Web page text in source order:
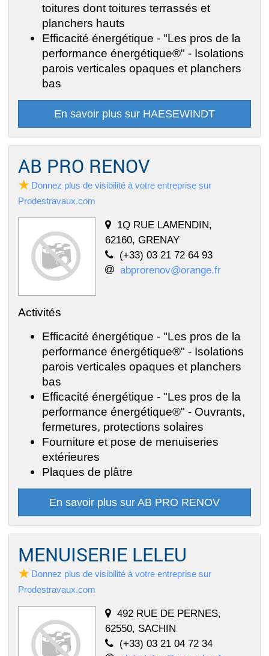
toitures dont toitures terrassés et
planchers hauts
Efficacité énergétique - "Les pros de la
performance énergétique®" - Isolations
parois verticales opaques et planchers
bas
En savoir plus sur HAESEWINDT
AB PRO RENOV
Donnez plus de visibilité à votre entreprise sur
Prodestravaux.com
1Q RUE LAMENDIN,
62160, GRENAY
(+33) 03 21 72 64 93
abprorenov@orange.fr
Activités
Efficacité énergétique - "Les pros de la
performance énergétique®" - Isolations
parois verticales opaques et planchers
bas
Efficacité énergétique - "Les pros de la
performance énergétique®" - Ouvrants,
fermetures, protections solaires
Fourniture et pose de menuiseries
extérieures
Plaques de plâtre
En savoir plus sur AB PRO RENOV
MENUISERIE LELEU
Donnez plus de visibilité à votre entreprise sur
Prodestravaux.com
492 RUE DE PERNES,
62550, SACHIN
(+33) 03 21 04 72 34